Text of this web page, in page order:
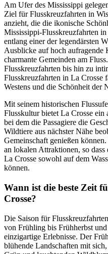
Am Ufer des Mississippi
Ziel für Flusskreuzfahrten in
anzieht, die die ikonische
Mississippi-Flusskreuzfahrten
entlang einer der legendärsten
Ausblicke auf hoch aufragende
charmante Gemeinden am
Flusskreuzfahrten bis hin zu
Flusskreuzfahrten in La Crosse
Westens und die Schönheit der
Mit seinem historischen
Flusskultur bietet La Crosse ein
bei dem die Passagiere die
Wildtiere aus nächster Nähe
Gemeinschaft genießen
an lokalen Attraktionen, so
La Crosse sowohl auf dem
können.
Wann ist die beste Zeit
Crosse?
Die Saison für
von Frühling bis Frühherbst
einzigartige Erlebnisse. Der
blühende Landschaften mit